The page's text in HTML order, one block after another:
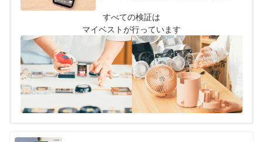
の情報をもとに検証を行なっています。
すべての検証は
マイベストが行っています